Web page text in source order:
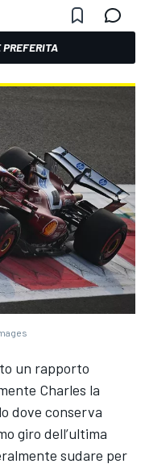
PREFERITA
un rapporto
Charles la
dove conserva
giro dell’ultima
sudare per